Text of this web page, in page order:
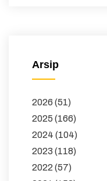
Buku dan Jurnal
Data
Tata Kelola
Publikasi
Arsip
2026 (51)
2025 (166)
2024 (104)
2023 (118)
2022 (57)